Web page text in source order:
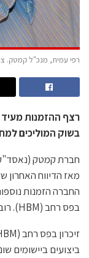
רפי עמית, מנכ"ל קמטק.
רצף ההזמנות מעיד
בשוק המוליכים
בפס רחב (HBM). רוב המערכות יסופקו במהלך 2024.
ביצועים ביישומים